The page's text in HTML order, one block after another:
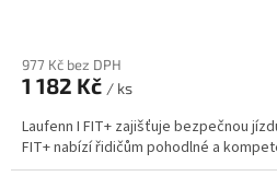
977 Kč bez DPH
1 182 Kč / ks
Laufenn I FIT+ zajišťuje bezpečnou
FIT+ nabízí řidičům pohodlné a